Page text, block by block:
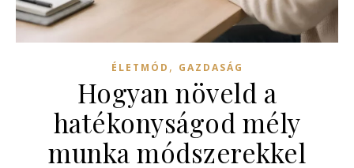
ÉLETMÓD , GAZDASÁG
Hogyan növeld a
hatékonyságod mély
munka módszerekkel